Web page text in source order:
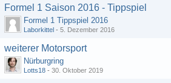
Formel 1 Saison 2016 - Tippspiel
Formel 1 Tippspiel 2016
Laborkittel - 5. Dezember 2016
weiterer Motorsport
Nürburgring
Lotts18 - 30. Oktober 2019